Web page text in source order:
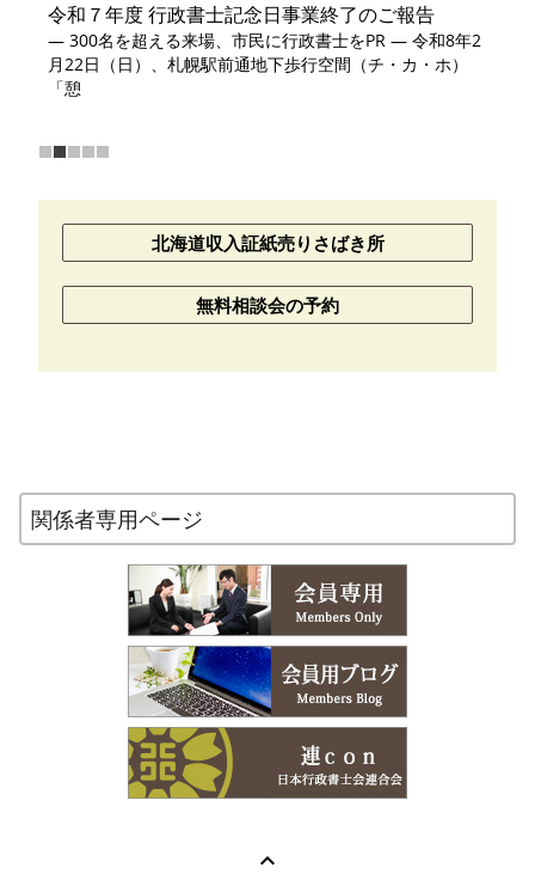
令和７年度 行政書士記念日事業終了のご報告
― 300名を超える来場、市民に行政書士をPR ― 令和8年2
月22日（日）、札幌駅前通地下歩行空間（チ・カ・ホ）
「憩
北海道収入証紙売りさばき所
無料相談会の予約
関係者専用ページ
